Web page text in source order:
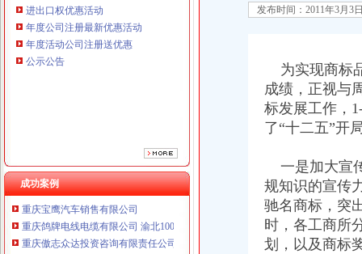
本站导航
进出口权优惠活动
年度公司注册最新优惠活动
年度活动公司注册送优惠
公示公告
成功案例
重庆鸽牌电线电缆有限公司 渝北10010万 (进出口权)
重庆傲志众达投资咨询有限责任公司 渝九1000万 （增资）
重庆臣夫商贸有限公司 （执照专让）
发布时间：2011年3月3
为实现商标
成绩，正视与
标发展工作，
了“十二五”开
一是加大宣
规知识的宣传
驰名商标，突
时，各工商所
划，以及商标